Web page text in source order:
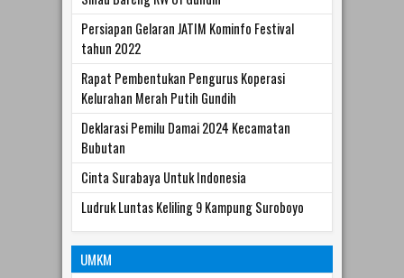
Karnaval KSH Kelurahan Gundih
Sinau Bareng RW 01 Gundih
Persiapan Gelaran JATIM Kominfo Festival
tahun 2022
Rapat Pembentukan Pengurus Koperasi
Kelurahan Merah Putih Gundih
Deklarasi Pemilu Damai 2024 Kecamatan
Bubutan
Cinta Surabaya Untuk Indonesia
Ludruk Luntas Keliling 9 Kampung Suroboyo